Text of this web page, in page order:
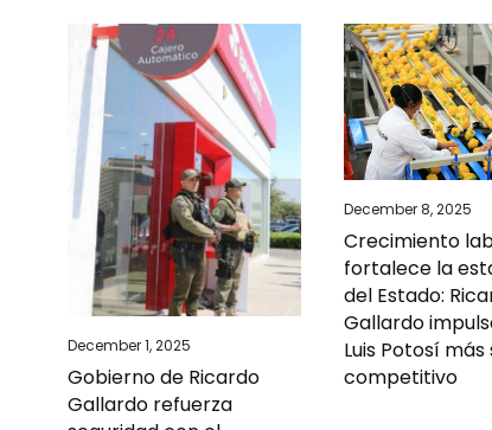
December 1, 2025
Gobierno de Ricardo
Gallardo refuerza
December 8, 2025
Crecimiento
fortalece la
del Estado:
Gallardo
Luis Potosí
competitivo